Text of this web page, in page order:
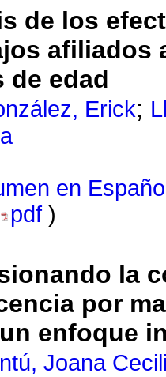
de los
afiliados
de edad
Erick;
en
pdf )
la
por
enfoque
Joana